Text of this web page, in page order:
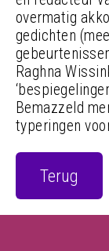
overmatig
gedichten
Raghna
Bemazzeld
typeringen
Terug